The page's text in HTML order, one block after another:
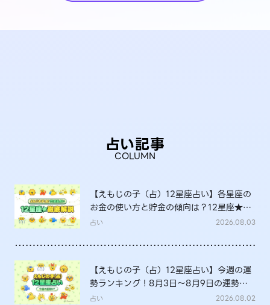
占い記事
COLUMN
【えもじの子（占）12星座占い】各星座の
お金の使い方と貯金の傾向は？12星座★徹
底解説
占い 2026.08.03
【えもじの子（占）12星座占い】今週の運
勢ランキング！8月3日～8月9日の運勢
は？
占い 2026.08.02